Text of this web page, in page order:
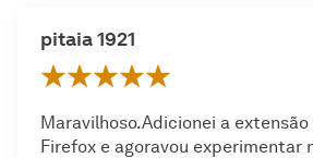
pitaia 1921
Maravilhoso.Adicionei a extensão
Firefox e agoravou experimentar